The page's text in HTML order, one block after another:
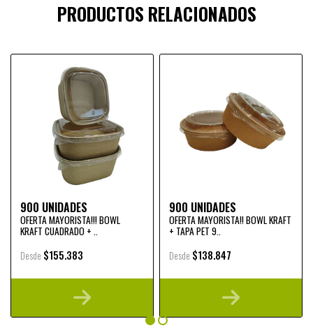
PRODUCTOS RELACIONADOS
900 UNIDADES
OFERTA MAYORISTA!!! BOWL
KRAFT CUADRADO + ..
Desde $155.383
900 UNIDADES
OFERTA MAYORISTA!! BOWL KRAFT
+ TAPA PET 9..
Desde $138.847